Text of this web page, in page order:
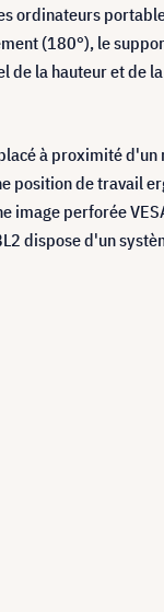
ordinateurs
(180°), le
de la hauteur et de
à proximité
position de travail
image perforée
dispose d'un